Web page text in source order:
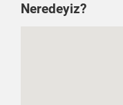
Neredeyiz?